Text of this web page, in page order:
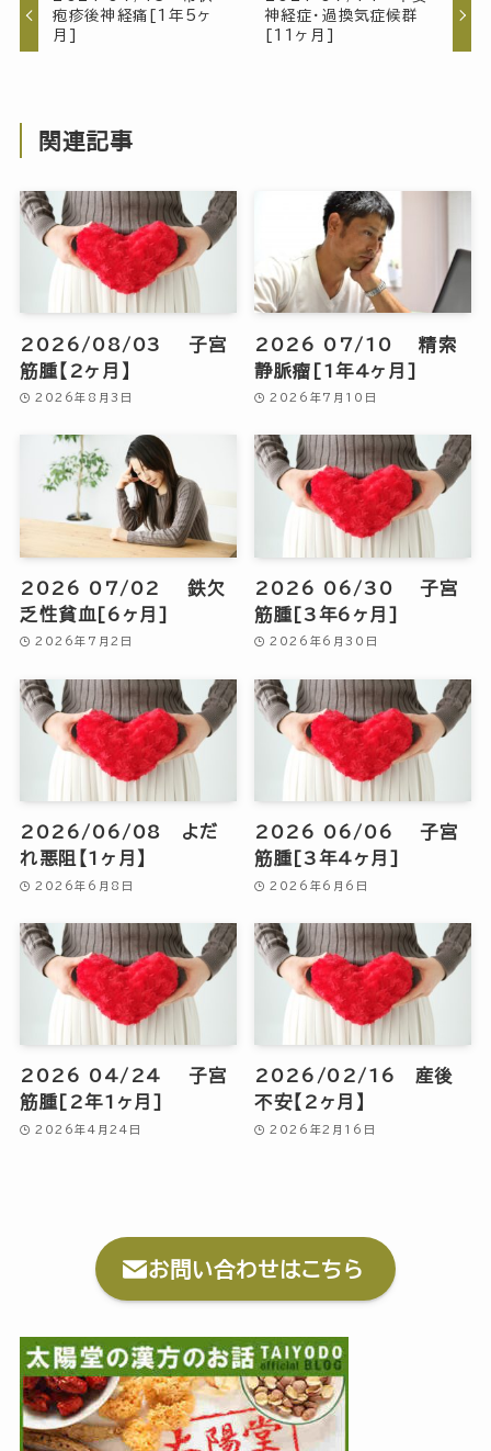
疱疹後神経痛[1年5ヶ
月]
神経症・過換気症候群
[11ヶ月]
関連記事
2026/08/03 子宮
筋腫【2ヶ月】
2026年8月3日
2026 07/10 精索
静脈瘤[1年4ヶ月]
2026年7月10日
2026 07/02 鉄欠
乏性貧血[6ヶ月]
2026年7月2日
2026 06/30 子宮
筋腫[3年6ヶ月]
2026年6月30日
2026/06/08 よだ
れ悪阻【1ヶ月】
2026年6月8日
2026 06/06 子宮
筋腫[3年4ヶ月]
2026年6月6日
2026 04/24 子宮
筋腫[2年1ヶ月]
2026年4月24日
2026/02/16 産後
不安【2ヶ月】
2026年2月16日
お問い合わせはこちら